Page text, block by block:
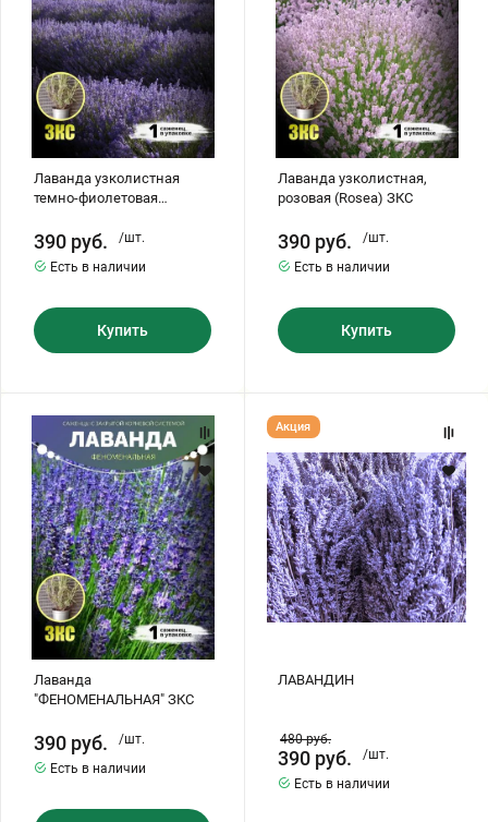
Шарафуга
Бирючина
Плющ
Овсяница
Кустарники
(КОРТАДЕРИЯ)
Олеандр саженцы
Экзотические растения
Декоративные саженцы
Комнатные растения
Хвойные саженцы
Клематис
Гвоздика саженцы
Хризантемы саженцы
Зелень и пряные травы
ЗКС
Лаванда узколистная
темно-фиолетовая
390 руб.
/шт.
Есть в наличии
Купить
Лаванда узколистная,
розовая (Rosea) ЗКС
390 руб.
/шт.
Есть в наличии
Купить
Лаванда
"ФЕНОМЕНАЛЬНАЯ"
ЗКС
Лаванда
"ФЕНОМЕНАЛЬНАЯ" ЗКС
390 руб.
/шт.
Есть в наличии
ЛАВАНДИН
ЛАВАНДИН
Акция
480руб.
390 руб.
/шт.
Есть в наличии